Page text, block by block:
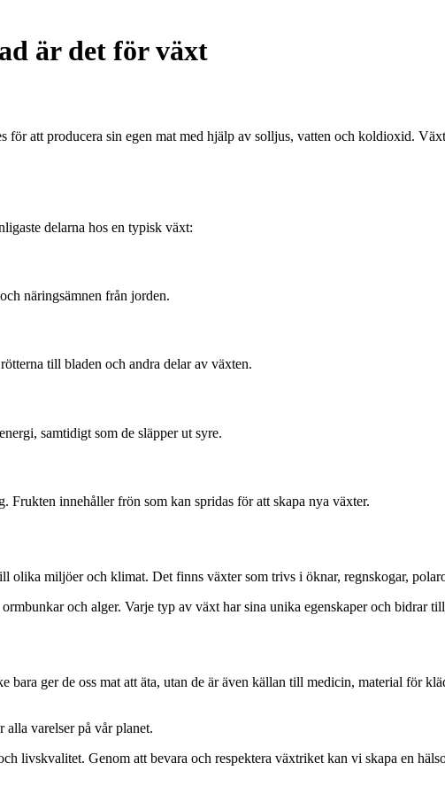
är det för växt
att producera sin egen mat med hjälp av solljus, vatten och koldioxid.
delarna hos en typisk växt:
näringsämnen från jorden.
till bladen och andra delar av växten.
samtidigt som de släpper ut syre.
innehåller frön som kan spridas för att skapa nya växter.
olika miljöer och klimat. Det finns växter som trivs i öknar, regnskogar,
och alger. Varje typ av växt har sina unika egenskaper och bidrar
ger de oss mat att äta, utan de är även källan till medicin, material för
varelser på vår planet.
livskvalitet. Genom att bevara och respektera växtriket kan vi skapa en